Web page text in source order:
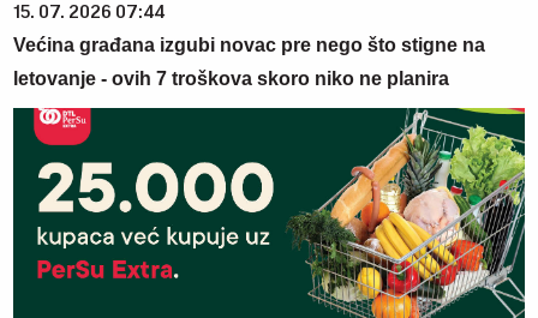
15. 07. 2026 07:44
Većina građana izgubi novac pre nego što stigne na
letovanje - ovih 7 troškova skoro niko ne planira